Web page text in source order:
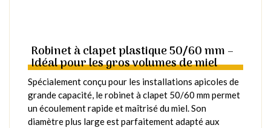
Robinet à clapet plastique 50/60 mm –
Idéal pour les gros volumes de miel
Spécialement conçu pour les installations apicoles de
grande capacité, le robinet à clapet 50/60 mm permet
un écoulement rapide et maîtrisé du miel. Son
diamètre plus large est parfaitement adapté aux